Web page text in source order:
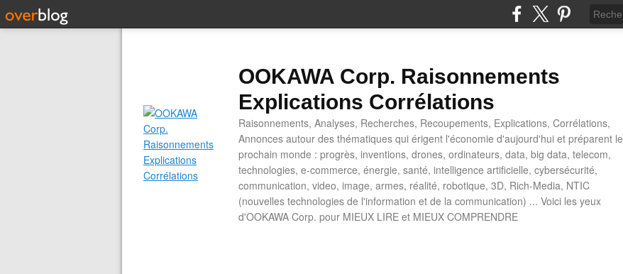
OOKAWA Corp. Raisonnements
Explications Corrélations
Raisonnements, Analyses, Recherches, Recoupements, Explications, Corrélations,
Annonces autour des thématiques qui érigent l'économie d'aujourd'hui et préparent le
prochain monde : progrès, inventions, drones, ordinateurs, data, big data, telecom,
technologies, e-commerce, énergie, santé, intelligence artificielle, cybersécurité,
communication, video, image, armes, réalité, robotique, 3D, Rich-Media, NTIC
(nouvelles technologies de l'information et de la communication) ... Voici les yeux
d'OOKAWA Corp. pour MIEUX LIRE et MIEUX COMPRENDRE